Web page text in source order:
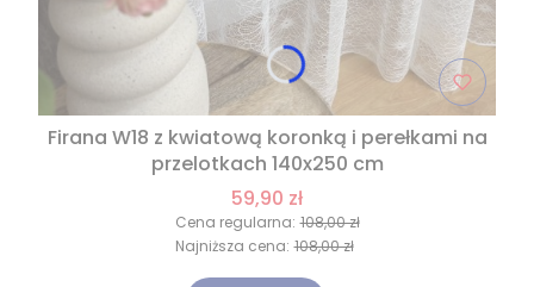
Firana W18 z kwiatową koronką i perełkami na
przelotkach 140x250 cm
59,90 zł
Cena regularna: 108,00 zł
Najniższa cena: 108,00 zł